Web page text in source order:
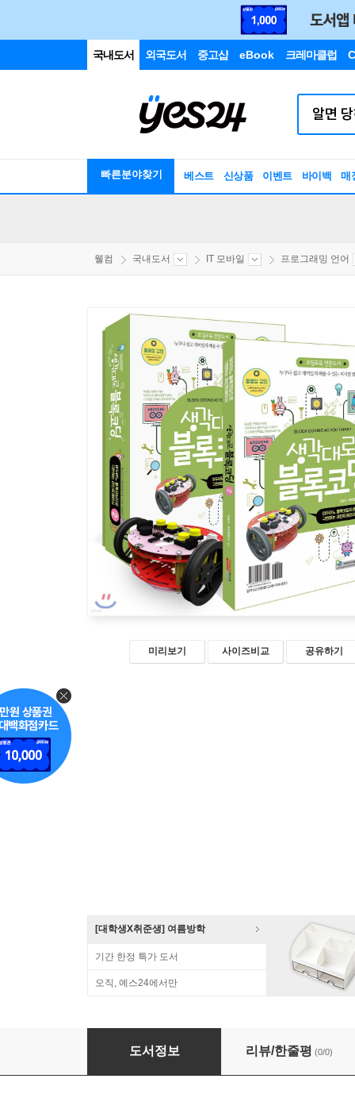
국내도서 외국도서 중고샵 eBook 크레마클럽
빠른분야찾기 베스트 신상품 이벤트 바이백 매
웰컴 국내도서 IT 모바일 프로그래밍 언어
미리보기 사이즈비교 공유하기
[대학생X취준생] 여름방학
기간 한정 특가 도서
오직, 예스24에서만
생각대로 블록코딩 2 아두이노 블록코딩으로
도서정보 리뷰/한줄평 (0/0)